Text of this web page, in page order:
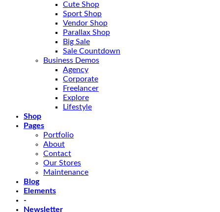
Cute Shop
Sport Shop
Vendor Shop
Parallax Shop
Big Sale
Sale Countdown
Business Demos
Agency
Corporate
Freelancer
Explore
Lifestyle
Shop
Pages
Portfolio
About
Contact
Our Stores
Maintenance
Blog
Elements
-
Newsletter